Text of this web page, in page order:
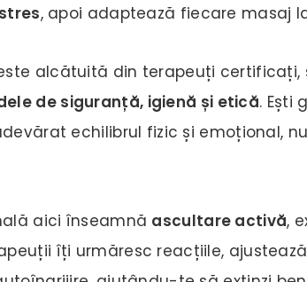
, apoi adaptează fiecare masaj
alcătuită din terapeuți
de siguranță, igienă și etică. Ești
echilibrul fizic și emoțional,
aici înseamnă ascultare activă,
îți urmăresc reacțiile,